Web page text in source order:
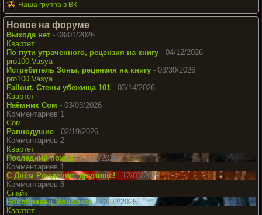
Наша группа в ВК
Новое на форуме
Выхода нет - 08/01/2026
Квартет
По пути утраченного, рецензия на книгу - 04/12/2026
pro100 Vasya
Истребитель Зоны, рецензия на книгу - 03/30/2026
pro100 Vasya
Fallout. Стены убежища 101 - 03/14/2026
Квартет
Наёмник Сом - 03/03/2026
Комментариев 1
Сом
Равнодушие - 02/19/2026
Комментариев 2
Квартет
Последний поход- 12/08/2025
Комментариев 1
С Днём Рождения, дружище! - 12/03/2025
Комментариев 8
Спайк
Новобранец Монолита - 12/02/2025
Квартет